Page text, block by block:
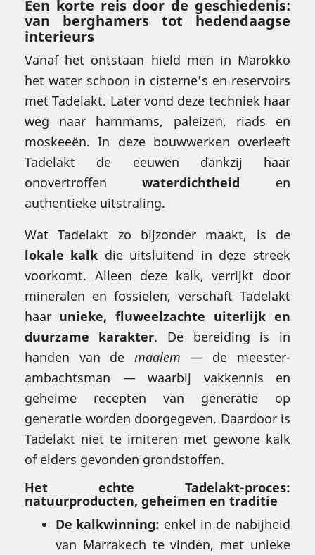
Een korte reis door de geschiedenis:
van berghamers tot hedendaagse
interieurs
Vanaf het ontstaan hield men in Marokko
het water schoon in cisterne’s en reservoirs
met Tadelakt. Later vond deze techniek haar
weg naar hammams, paleizen, riads en
moskeeën. In deze bouwwerken overleeft
Tadelakt de eeuwen dankzij haar
onovertroffen waterdichtheid en
authentieke uitstraling.
Wat Tadelakt zo bijzonder maakt, is de
lokale kalk die uitsluitend in deze streek
voorkomt. Alleen deze kalk, verrijkt door
mineralen en fossielen, verschaft Tadelakt
haar unieke, fluweelzachte uiterlijk en
duurzame karakter. De bereiding is in
handen van de maalem — de meester-
ambachtsman — waarbij vakkennis en
geheime recepten van generatie op
generatie worden doorgegeven. Daardoor is
Tadelakt niet te imiteren met gewone kalk
of elders gevonden grondstoffen.
Het echte Tadelakt-proces:
natuurproducten, geheimen en traditie
De kalkwinning: enkel in de nabijheid
van Marrakech te vinden, met unieke